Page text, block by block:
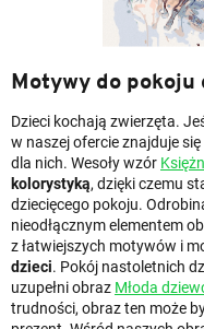
Motywy do pokoju
Dzieci kochają zwierzęta.
w naszej ofercie znajduje
dla nich. Wesoły wzór
kolorystyką, dzięki czemu
dziecięcego pokoju.
nieodłącznym elementem
z łatwiejszych motywów i
dzieci. Pokój nastoletnich
uzupełni obraz Młoda
trudności, obraz ten może